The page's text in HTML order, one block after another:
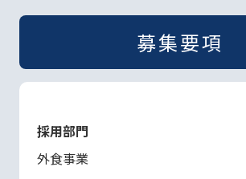
募集要項
採用部門
外食事業